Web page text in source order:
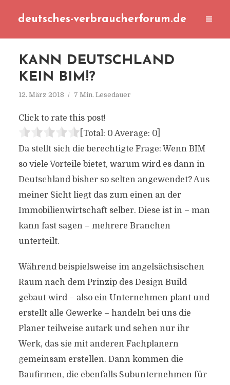
deutsches-verbraucherforum.de
KANN DEUTSCHLAND
KEIN BIM!?
12. März 2018 7 Min. Lesedauer
Click to rate this post!
[Total: 0 Average: 0]
Da stellt sich die berechtigte Frage: Wenn BIM
so viele Vorteile bietet, warum wird es dann in
Deutschland bisher so selten angewendet? Aus
meiner Sicht liegt das zum einen an der
Immobilienwirtschaft selber. Diese ist in – man
kann fast sagen – mehrere Branchen
unterteilt.
Während beispielsweise im angelsächsischen
Raum nach dem Prinzip des Design Build
gebaut wird – also ein Unternehmen plant und
erstellt alle Gewerke – handeln bei uns die
Planer teilweise autark und sehen nur ihr
Werk, das sie mit anderen Fachplanern
gemeinsam erstellen. Dann kommen die
Baufirmen, die ebenfalls Subunternehmen für